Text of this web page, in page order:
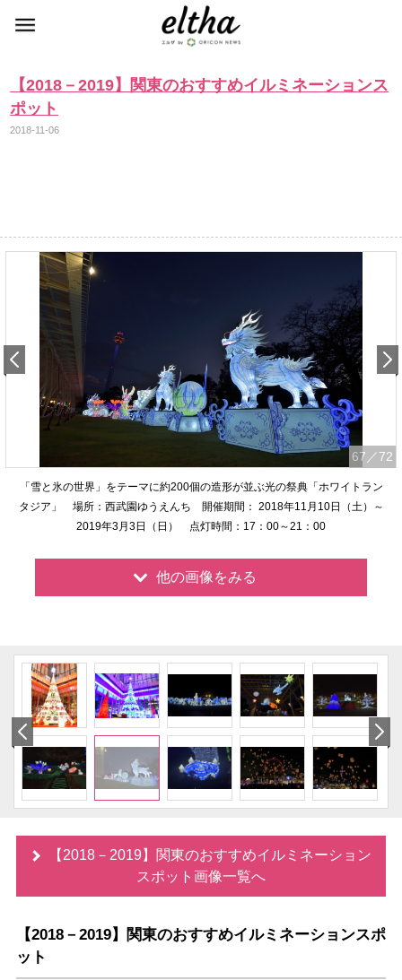
【2018－2019】関東のおすすめイルミネーションス
ポット
2018-11-06
67 ／72
「雪と氷の世界」をテーマに約200個の造形が並ぶ光の祭典「ホワイトラン
タジア」 場所：西武園ゆうえんち 開催期間： 2018年11月10日（土）～
2019年3月3日（日） 点灯時間：17：00～21：00
他の画像をみる
【2018－2019】関東のおすすめイルミネーション
スポット画像一覧へ
【2018－2019】関東のおすすめイルミネーションスポ
ット